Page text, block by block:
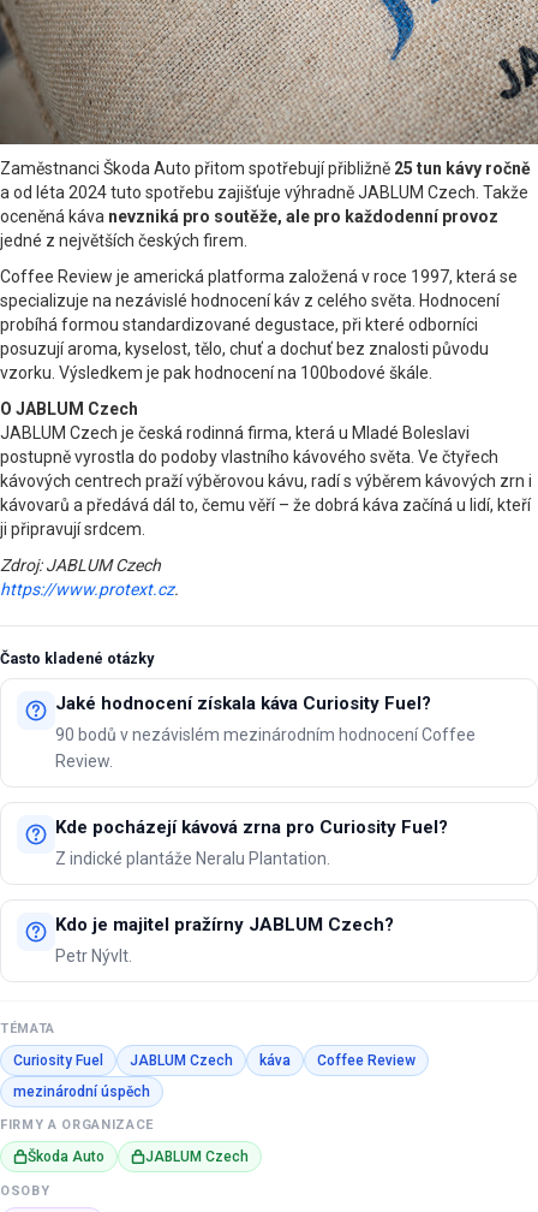
Zaměstnanci Škoda Auto přitom spotřebují přibližně 25 tun kávy ročně
a od léta 2024 tuto spotřebu zajišťuje výhradně JABLUM Czech. Takže
oceněná káva nevzniká pro soutěže, ale pro každodenní provoz
jedné z největších českých firem.
Coffee Review je americká platforma založená v roce 1997, která se
specializuje na nezávislé hodnocení káv z celého světa. Hodnocení
probíhá formou standardizované degustace, při které odborníci
posuzují aroma, kyselost, tělo, chuť a dochuť bez znalosti původu
vzorku. Výsledkem je pak hodnocení na 100bodové škále.
O JABLUM Czech
JABLUM Czech je česká rodinná firma, která u Mladé Boleslavi
postupně vyrostla do podoby vlastního kávového světa. Ve čtyřech
kávových centrech praží výběrovou kávu, radí s výběrem kávových zrn i
kávovarů a předává dál to, čemu věří – že dobrá káva začíná u lidí, kteří
ji připravují srdcem.
Zdroj: JABLUM Czech
https://www.protext.cz.
Často kladené otázky
Jaké hodnocení získala káva Curiosity Fuel?
90 bodů v nezávislém mezinárodním hodnocení Coffee
Review.
Kde pocházejí kávová zrna pro Curiosity Fuel?
Z indické plantáže Neralu Plantation.
Kdo je majitel pražírny JABLUM Czech?
Petr Nývlt.
TÉMATA
Curiosity Fuel JABLUM Czech káva
Coffee Review
mezinárodní úspěch
FIRMY A ORGANIZACE
Škoda Auto JABLUM Czech
OSOBY